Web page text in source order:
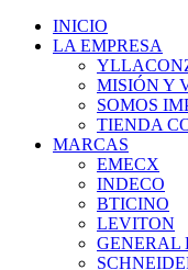
INICIO
LA EMPRESA
MISIÓN Y
SOMOS
TIENDA
MARCAS
EMECX
INDECO
BTICINO
LEVITON
GENERAL